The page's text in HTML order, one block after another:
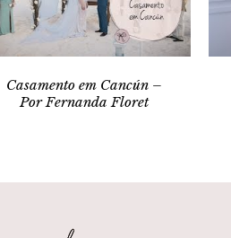
Casamento em Cancún –
Por Fernanda Floret